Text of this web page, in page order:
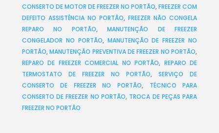
CONSERTO DE MOTOR DE FREEZER NO PORTÃO,FREEZER COM
DEFEITO ASSISTÊNCIA NO PORTÃO,FREEZER NÃO CONGELA
REPARO NO PORTÃO,MANUTENÇÃO DE FREEZER
CONGELADOR NO PORTÃO, MANUTENÇÃO DE FREEZER NO
PORTÃO,MANUTENÇÃO PREVENTIVA DE FREEZER NO PORTÃO,
REPARO DE FREEZER COMERCIAL NO PORTÃO, REPARO DE
TERMOSTATO DE FREEZER NO PORTÃO,SERVIÇO DE
CONSERTO DE FREEZER NO PORTÃO, TÉCNICO PARA
CONSERTO DE FREEZER NO PORTÃO, TROCA DE PEÇAS PARA
FREEZER NO PORTÃO